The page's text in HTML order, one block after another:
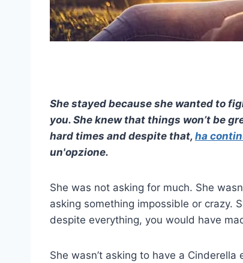
She stayed because she wanted to
you. She knew that things won’t be
hard times and despite that, ha
un'opzione.
She was not asking for much. She
asking something impossible or crazy.
despite everything, you would have
She wasn’t asking to have a